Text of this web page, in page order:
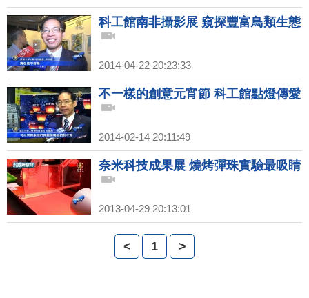
科工館南非攝影展 窺探豐富鳥類生態
2014-04-22 20:23:33
不一樣的創意元宵節 科工館點燈傳愛
2014-02-14 20:11:49
奈米科技成果展 燒烤彈珠實驗最吸睛
2013-04-29 20:13:01
< 1 >